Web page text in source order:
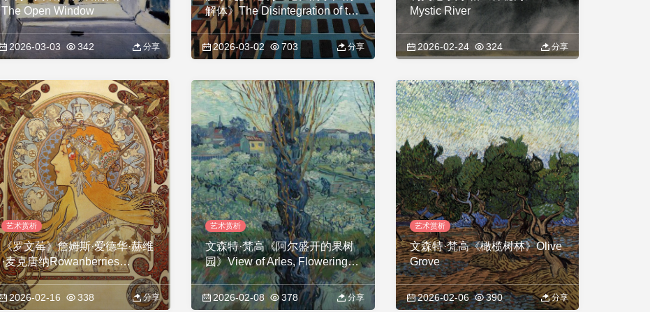
The Open Window
2026-03-03 342 分享
解体》The Disintegration of the
Persistence of Memory
2026-03-02 703 分享
Mystic River
2026-02-24 324 分享
艺术赏析
《罗文莓》詹姆斯·爱德华·赫维
·麦克唐纳Rowanberries
(Mountain Ash), Algoma
2026-02-16 338 分享
艺术赏析
文森特·梵高《阿尔盛开的果树
园》View of Arles, Flowering
Orchards
2026-02-08 378 分享
艺术赏析
文森特·梵高《橄榄树林》Olive
Grove
2026-02-06 390 分享